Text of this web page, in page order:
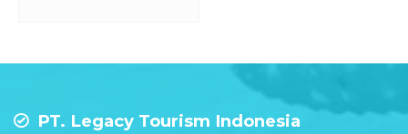
PT. Legacy Tourism Indonesia